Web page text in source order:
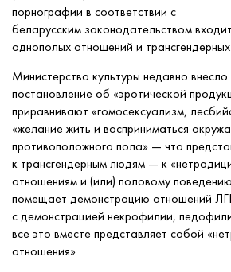
порнографии в соответствии с
беларусским законодательством
однополых отношений и
Министерство культуры недавно внесло
постановление об «эротической
приравнивают «гомосексуализм,
«желание жить и восприниматься
противоположного пола» — что
к трансгендерным людям — к
отношениям и (или) половому
помещает демонстрацию отношений
с демонстрацией некрофилии,
все это вместе представляет собой
отношения».